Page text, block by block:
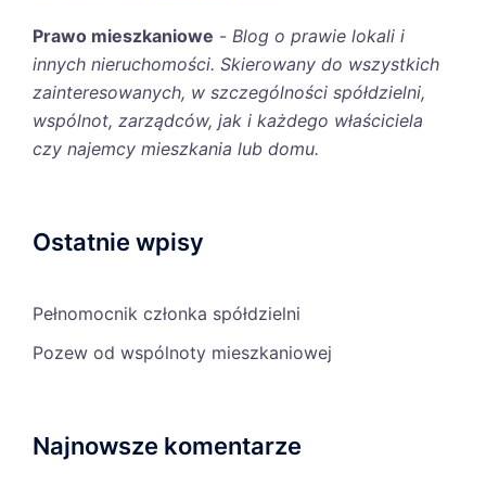
Prawo mieszkaniowe - Blog o prawie lokali i
innych nieruchomości. Skierowany do wszystkich
zainteresowanych, w szczególności spółdzielni,
wspólnot, zarządców, jak i każdego właściciela
czy najemcy mieszkania lub domu.
Ostatnie wpisy
Pełnomocnik członka spółdzielni
Pozew od wspólnoty mieszkaniowej
Najnowsze komentarze